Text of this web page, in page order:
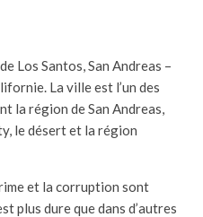
Los Santos, San Andreas –
La ville est l’un des
la région de San Andreas,
le désert et la région
et la corruption sont
plus dure que dans d’autres